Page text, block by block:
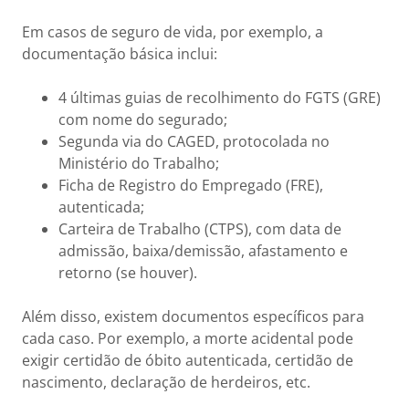
Em casos de seguro de vida, por exemplo, a
documentação básica inclui:
4 últimas guias de recolhimento do FGTS (GRE)
com nome do segurado;
Segunda via do CAGED, protocolada no
Ministério do Trabalho;
Ficha de Registro do Empregado (FRE),
autenticada;
Carteira de Trabalho (CTPS), com data de
admissão, baixa/demissão, afastamento e
retorno (se houver).
Além disso, existem documentos específicos para
cada caso. Por exemplo, a morte acidental pode
exigir certidão de óbito autenticada, certidão de
nascimento, declaração de herdeiros, etc.